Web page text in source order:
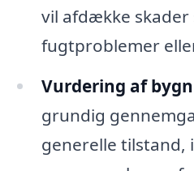
vil afdække skader
fugtproblemer
Vurdering af
grundig
generelle tilstand,